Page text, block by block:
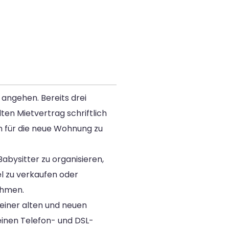
Bereits drei
Mietvertrag schriftlich
die neue Wohnung zu
zu organisieren,
zu verkaufen oder
alten und neuen
Telefon- und DSL-